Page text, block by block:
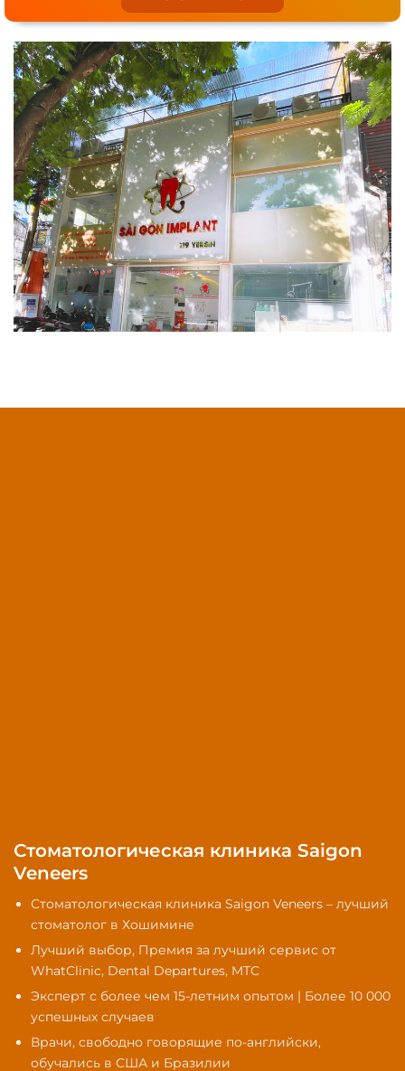
Стоматологическая клиника Saigon
Veneers
Стоматологическая клиника Saigon Veneers – лучший
стоматолог в Хошимине
Лучший выбор, Премия за лучший сервис от
WhatClinic, Dental Departures, MTC
Эксперт с более чем 15-летним опытом | Более 10 000
успешных случаев
Врачи, свободно говорящие по-английски,
обучались в США и Бразилии